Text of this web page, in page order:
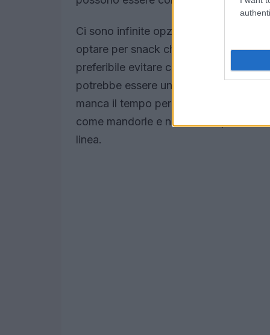
Ci sono infinite opzioni, dipende dai
optare per snack che contengano
preferibile evitare carne e cibi troppo
potrebbe essere un toast all’avocado
manca il tempo per preparare
come mandorle e noci, ideali per chi
linea.